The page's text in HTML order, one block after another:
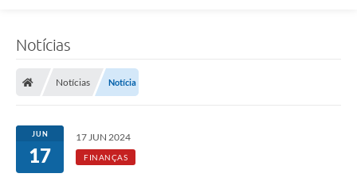
Notícias
Notícias Notícia
JUN
17
17 JUN 2024
FINANÇAS